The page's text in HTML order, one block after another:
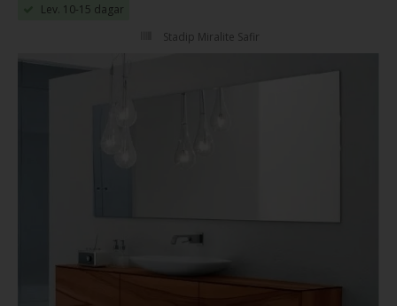
Lev. 10-15 dagar
Stadip Miralite Safir